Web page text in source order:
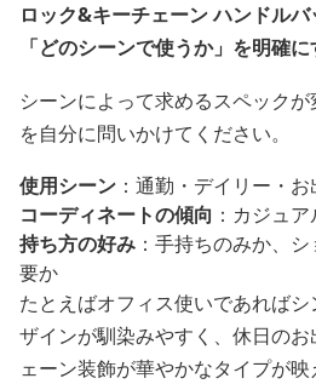
ロック&キーチェーン ハンドルバ
「どのシーンで使うか」を明確に
シーンによって求めるスペック
を自分に問いかけてください。
使用シーン ：通勤・デイリー・
コーディネートの傾向 ：カジュ
持ち方の好み ：手持ちのみか、
要か
たとえばオフィス使いであれば
ザインが馴染みやすく、休日の
ェーン装飾が華やかなタイプが映